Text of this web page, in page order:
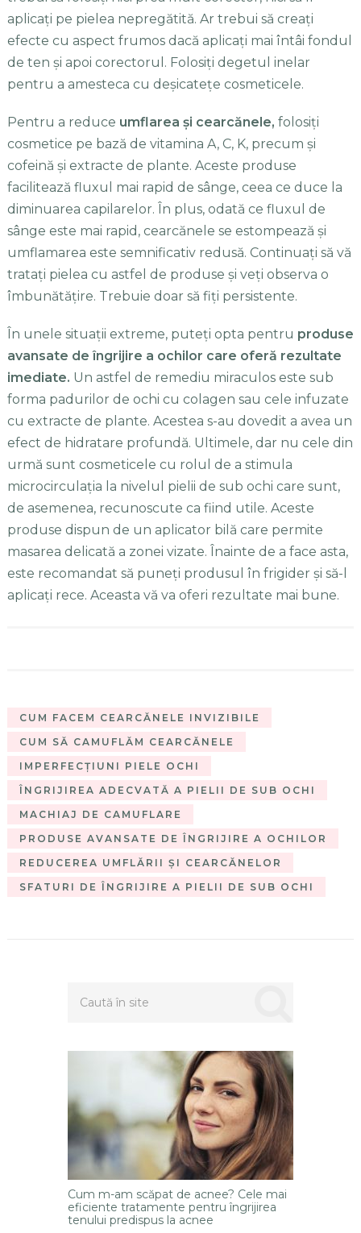
aplicați pe pielea nepregătită. Ar trebui să creați
efecte cu aspect frumos dacă aplicați mai întâi fondul
de ten și apoi corectorul. Folosiți degetul inelar
pentru a amesteca cu deșicatețe cosmeticele.
Pentru a reduce umflarea și cearcănele, folosiți
cosmetice pe bază de vitamina A, C, K, precum și
cofeină și extracte de plante. Aceste produse
facilitează fluxul mai rapid de sânge, ceea ce duce la
diminuarea capilarelor. În plus, odată ce fluxul de
sânge este mai rapid, cearcănele se estompează și
umflamarea este semnificativ redusă. Continuați să vă
tratați pielea cu astfel de produse și veți observa o
îmbunătățire. Trebuie doar să fiți persistente.
În unele situații extreme, puteți opta pentru produse
avansate de îngrijire a ochilor care oferă rezultate
imediate. Un astfel de remediu miraculos este sub
forma padurilor de ochi cu colagen sau cele infuzate
cu extracte de plante. Acestea s-au dovedit a avea un
efect de hidratare profundă. Ultimele, dar nu cele din
urmă sunt cosmeticele cu rolul de a stimula
microcirculația la nivelul pielii de sub ochi care sunt,
de asemenea, recunoscute ca fiind utile. Aceste
produse dispun de un aplicator bilă care permite
masarea delicată a zonei vizate. Înainte de a face asta,
este recomandat să puneți produsul în frigider și să-l
aplicați rece. Aceasta vă va oferi rezultate mai bune.
CUM FACEM CEARCĂNELE INVIZIBILE
CUM SĂ CAMUFLĂM CEARCĂNELE
IMPERFECȚIUNI PIELE OCHI
ÎNGRIJIREA ADECVATĂ A PIELII DE SUB OCHI
MACHIAJ DE CAMUFLARE
PRODUSE AVANSATE DE ÎNGRIJIRE A OCHILOR
REDUCEREA UMFLĂRII ȘI CEARCĂNELOR
SFATURI DE ÎNGRIJIRE A PIELII DE SUB OCHI
Cum m-am scăpat de acnee? Cele mai
eficiente tratamente pentru îngrijirea
tenului predispus la acnee